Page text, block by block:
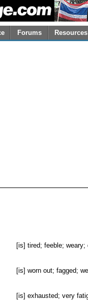
Forums Resources
[is] tired; feeble; weary;
[is] worn out; fagged;
[is] exhausted; very